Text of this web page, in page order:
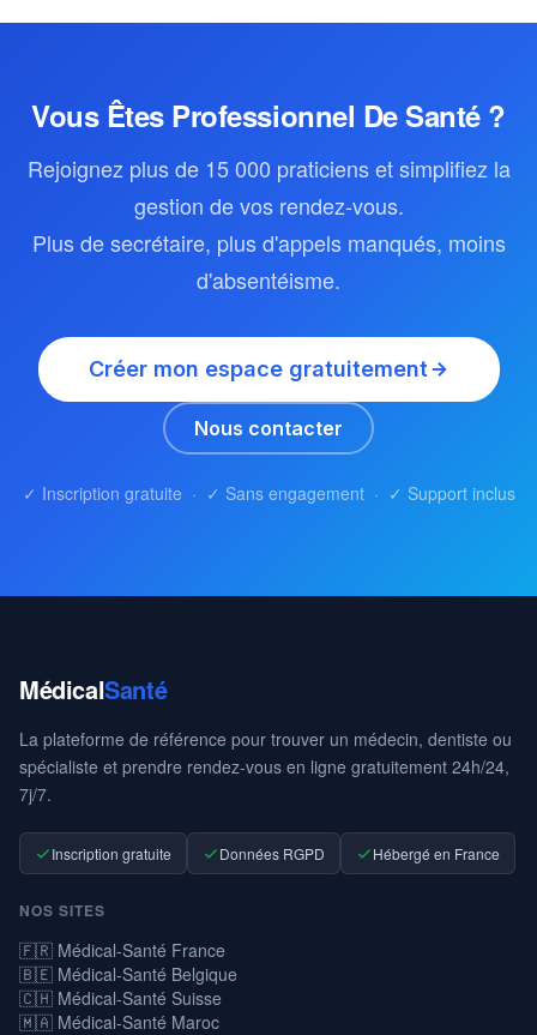
conventionnement est précisé sur chaque fiche
Vous Êtes Professionnel De Santé ?
Rejoignez plus de 15 000 praticiens et simplifiez la
gestion de vos rendez-vous.
Plus de secrétaire, plus d'appels manqués, moins
d'absentéisme.
Créer mon espace gratuitement
Nous contacter
✓ Inscription gratuite · ✓ Sans engagement · ✓ Support inclus
MédicalSanté
La plateforme de référence pour trouver un médecin, dentiste ou
spécialiste et prendre rendez-vous en ligne gratuitement 24h/24,
7j/7.
Inscription gratuite Données RGPD Hébergé en France
NOS SITES
🇫🇷 Médical-Santé France
🇧🇪 Médical-Santé Belgique
🇨🇭 Médical-Santé Suisse
🇲🇦 Médical-Santé Maroc